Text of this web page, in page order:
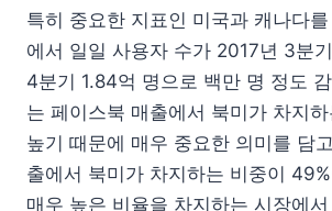
특히 중요한 지표인 미국과 캐나다
에서 일일 사용자 수가 2017년 3분
4분기 1.84억 명으로 백만 명 정도
는 페이스북 매출에서 북미가 차지
높기 때문에 매우 중요한 의미를 담
출에서 북미가 차지하는 비중이
매우 높은 비율을 차지하는 시장에